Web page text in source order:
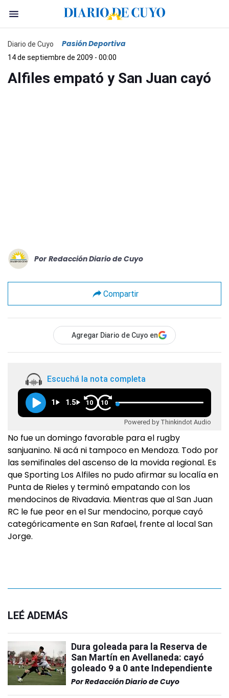
Diario de Cuyo Pasión Deportiva
14 de septiembre de 2009 - 00:00
Alfiles empató y San Juan cayó
Por Redacción Diario de Cuyo
Compartir
Agregar Diario de Cuyo en
Escuchá la nota completa
1 1.5 10 10
Powered by Thinkindot Audio
No fue un domingo favorable para el rugby
sanjuanino. Ni acá ni tampoco en Mendoza. Todo por
las semifinales del ascenso de la movida regional. Es
que Sporting Los Alfiles no pudo afirmar su localía en
Punta de Rieles y terminó empatando con los
mendocinos de Rivadavia. Mientras que al San Juan
RC le fue peor en el Sur mendocino, porque cayó
categóricamente en San Rafael, frente al local San
Jorge.
LEÉ ADEMÁS
Dura goleada para la Reserva de
San Martín en Avellaneda: cayó
goleado 9 a 0 ante Independiente
PorRedacción Diario de Cuyo